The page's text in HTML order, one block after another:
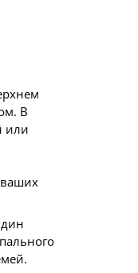
В
или